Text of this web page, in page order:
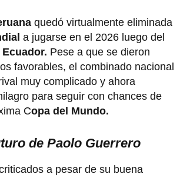
quedó virtualmente eliminada
a jugarse en el 2026 luego del
Ecuador. Pese a que se dieron
favorables, el combinado nacional
muy complicado y ahora
para seguir con chances de
Copa del Mundo.
de Paolo Guerrero
a pesar de su buena